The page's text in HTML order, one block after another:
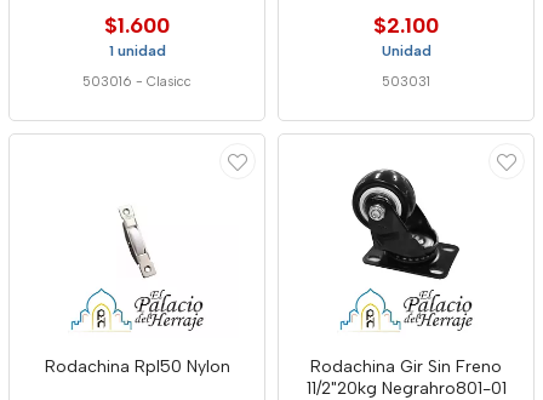
$1.600
1 unidad
503016 - Clasicc
$2.100
Unidad
503031
Rodachina Rpl50 Nylon
Rodachina Gir Sin Freno
11/2"20kg Negrahro801-01